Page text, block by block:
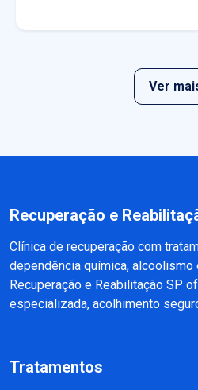
Ver
Recuperação e
Clínica de recuperação com
dependência química,
Recuperação e Reabilitação SP
especializada, acolhimento
Tratamentos